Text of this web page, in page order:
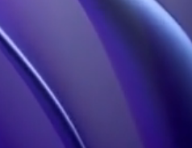
Studio Conception 3D
Notre Influence
Hologramme à Paris